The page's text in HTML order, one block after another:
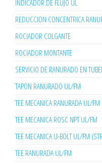
INDICADOR DE FLUJO UL
REDUCCION CONCENTRICA
ROCIADOR COLGANTE
ROCIADOR MONTANTE
SERVICIO DE RANURADO EN
TAPON RANURADO UL/FM
TEE MECANICA RANURADA UL/FM
TEE MECANICA ROSC NPT UL/FM
TEE MECANICA U-BOLT UL/FM
TEE RANURADA UL/FM